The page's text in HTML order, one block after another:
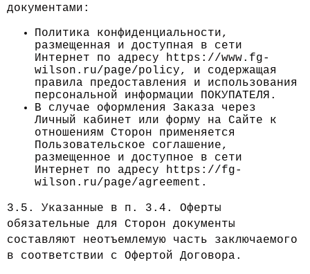
документами:
Политика конфиденциальности,
размещенная и доступная в сети
Интернет по адресу https://www.fg-
wilson.ru/page/policy, и содержащая
правила предоставления и использования
персональной информации ПОКУПАТЕЛЯ.
В случае оформления Заказа через
Личный кабинет или форму на Сайте к
отношениям Сторон применяется
Пользовательское соглашение,
размещенное и доступное в сети
Интернет по адресу https://fg-
wilson.ru/page/agreement.
3.5. Указанные в п. 3.4. Оферты
обязательные для Сторон документы
составляют неотъемлемую часть заключаемого
в соответствии с Офертой Договора.